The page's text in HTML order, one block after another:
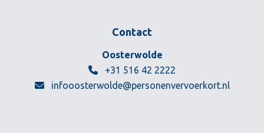
Contact
Personenvervoer Kort BV
Oosterwolde
+31 516 42 2222
infooosterwolde@personenvervoerkort.nl